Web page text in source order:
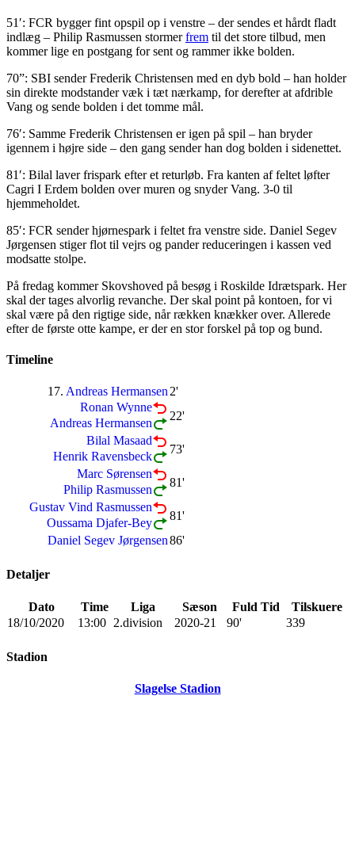
51′: FCR bygger fint opspil op i venstre – der sendes et hårdt fladt
indlæg – Philip Rasmussen stormerfrem til det store tilbud, men
kommer lige en postgang for sent og rammer ikke bolden.
70”: SBI sender Frederik Christensen med en dyb bold – han holder
sin direkte modstander væk i tæt nærkamp, for derefter at afdrible
Vang og sende bolden i det tomme mål.
76′: Samme Frederik Christensen er igen på spil – han bryder
igennem i højre side – den gang sender han dog bolden i sidenettet.
81′: Bilal laver frispark efter et returløb. Fra kanten af feltet løfter
Cagri I Erdem bolden over muren og snyder Vang. 3-0 til
hjemmeholdet.
85′: FCR sender hjørnespark i feltet fra venstre side. Daniel Segev
Jørgensen stiger flot til vejrs og pander reduceringen i kassen ved
modsatte stolpe.
På fredag kommer Skovshoved på besøg i Roskilde Idrætspark. Her
skal der tages alvorlig revanche. Der skal point på kontoen, for vi
skal være på den rigtige side, når rækken knækker over. Allerede
efter de første otte kampe, er der en stor forskel på top og bund.
Timeline
17. Andreas Hermansen2'
Ronan Wynne
Andreas Hermansen
22'
Bilal Masaad
Henrik Ravensbeck
73'
Marc Sørensen
Philip Rasmussen
81'
Gustav Vind Rasmussen
Oussama Djafer-Bey
81'
Daniel Segev Jørgensen86'
Detaljer
Dato Time Liga Sæson Fuld Tid
Tilskuere
18/10/2020
13:00 2.division 2020-21 90' 339
Stadion
Slagelse Stadion